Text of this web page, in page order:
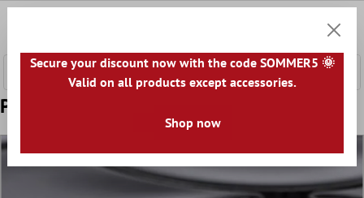
Prov Keramik Mosaik Toledo Welle Svart
Secure your discount now with the code SOMMER5 🌞
Valid on all products except accessories.
Shop now